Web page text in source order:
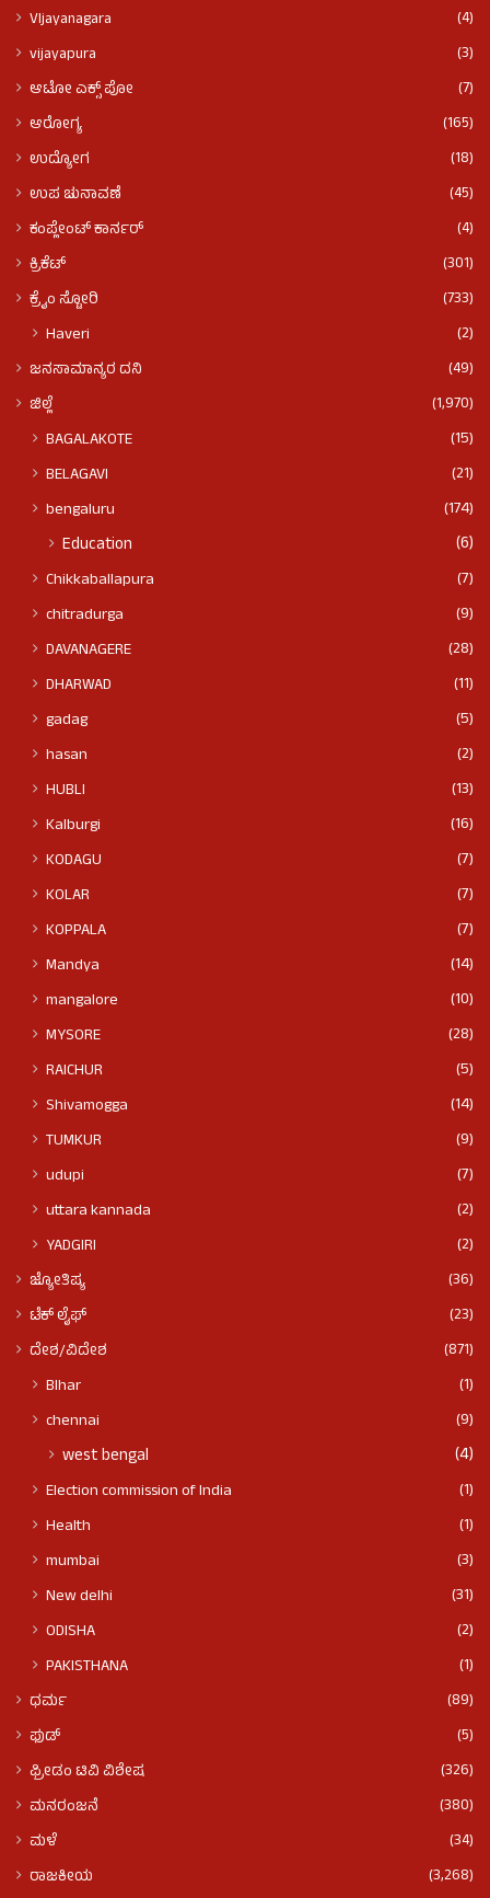
VIjayanagara
(4)
vijayapura
(3)
ಆಟೋ ಎಕ್ಸ್ ಪೋ
(7)
ಆರೋಗ್ಯ
(165)
ಉದ್ಯೋಗ
(18)
ಉಪ ಚುನಾವಣೆ
(45)
ಕಂಪ್ಲೇಂಟ್ ಕಾರ್ನರ್
(4)
ಕ್ರಿಕೆಟ್
(301)
ಕ್ರೈಂ ಸ್ಟೋರಿ
(733)
Haveri (2)
ಜನಸಾಮಾನ್ಯರ ದನಿ
(49)
ಜಿಲ್ಲೆ
(1,970)
BAGALAKOTE
(15)
BELAGAVI
(21)
bengaluru
(174)
Education (6)
Chikkaballapura
(7)
chitradurga
(9)
DAVANAGERE
(28)
DHARWAD
(11)
gadag
(5)
hasan
(2)
HUBLI
(13)
Kalburgi
(16)
KODAGU
(7)
KOLAR
(7)
KOPPALA
(7)
Mandya
(14)
mangalore
(10)
MYSORE
(28)
RAICHUR
(5)
Shivamogga
(14)
TUMKUR
(9)
udupi
(7)
uttara kannada
(2)
YADGIRI
(2)
ಜ್ಯೋತಿಷ್ಯ
(36)
ಟೆಕ್ ಲೈಫ್
(23)
ದೇಶ/ವಿದೇಶ
(871)
BIhar
(1)
chennai
(9)
west bengal (4)
Election commission of India
(1)
Health
(1)
mumbai
(3)
New delhi
(31)
ODISHA
(2)
PAKISTHANA
(1)
ಧರ್ಮ
(89)
ಫುಡ್​​
(5)
ಫ್ರೀಡಂ ಟಿವಿ ವಿಶೇಷ
(326)
ಮನರಂಜನೆ
(380)
ಮಳೆ
(34)
ರಾಜಕೀಯ
(3,268)